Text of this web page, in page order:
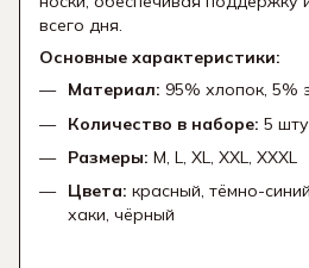
всего дня.
Основные характеристики:
Материал: 95% хлопок, 5%
Количество в наборе: 5
Размеры: M, L, XL, XXL, XXXL
Цвета: красный, тёмно-
хаки, чёрный